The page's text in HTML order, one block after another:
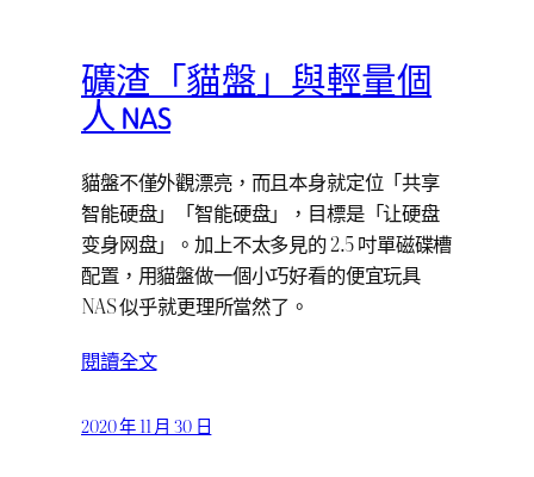
礦渣「貓盤」與輕量個
人 NAS
貓盤不僅外觀漂亮，而且本身就定位「共享
智能硬盘」「智能硬盘」，目標是「让硬盘
变身网盘」。加上不太多見的 2.5 吋單磁碟槽
配置，用貓盤做一個小巧好看的便宜玩具
NAS 似乎就更理所當然了。
閱讀全文
2020 年 11 月 30 日